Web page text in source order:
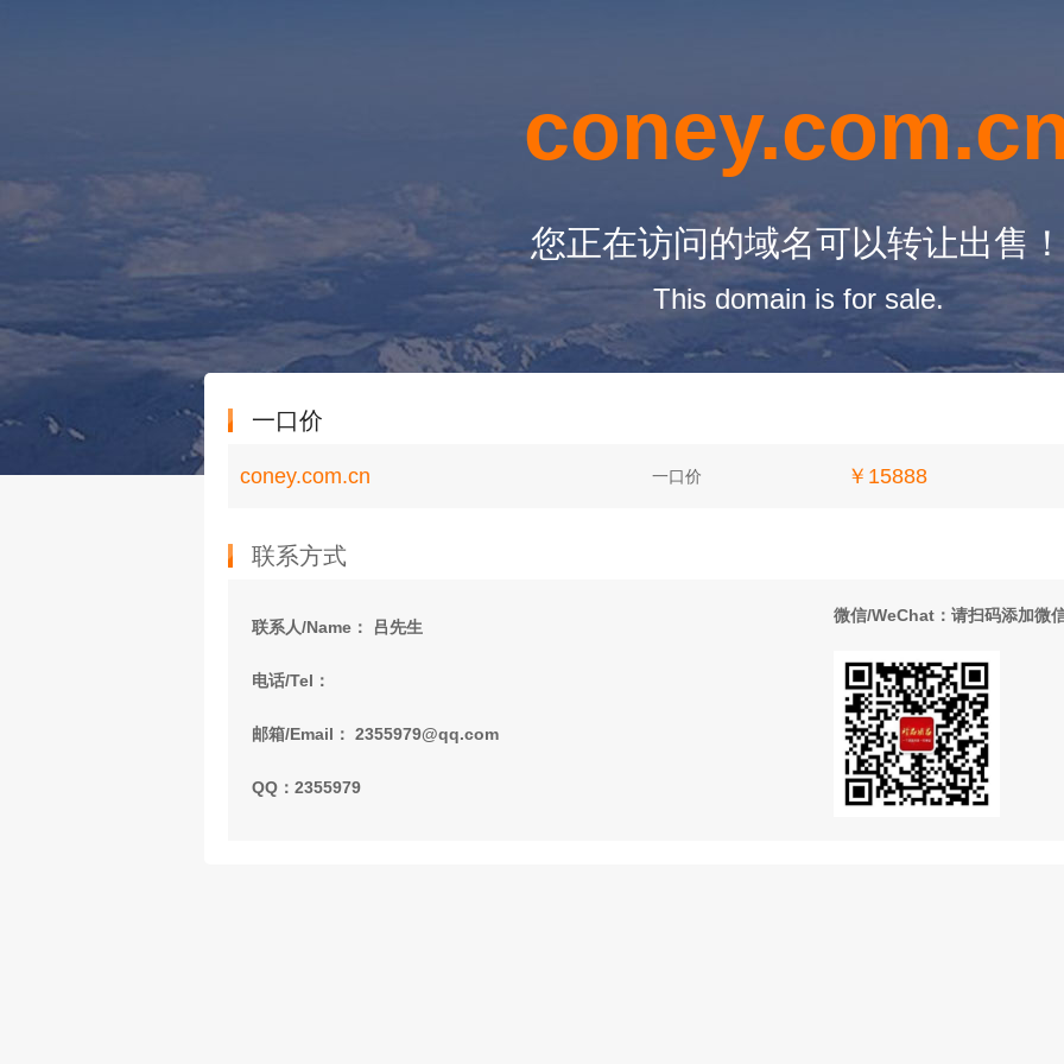
您正在访问的域名可以转让出售！
This domain is for sale.
一口价
coney.com.cn 一口价 ￥15888
联系方式
联系人/Name： 吕先生
电话/Tel：
邮箱/Email： 2355979@qq.com
QQ：2355979
微信/WeChat：请扫码添加微